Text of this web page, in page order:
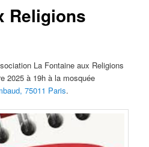
Religions
La Fontaine aux Religions
2025 à 19h à la mosquée
75011 Paris.